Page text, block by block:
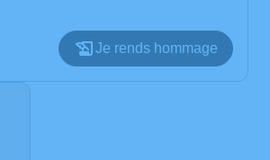
Je rends hommage